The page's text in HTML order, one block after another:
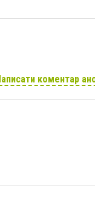
коментар